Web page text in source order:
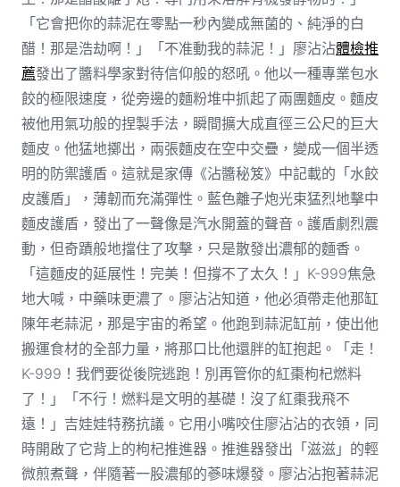
「它會把你的蒜泥在零點一秒內變成無菌的、純淨的白
醋！那是浩劫啊！」「不准動我的蒜泥！」廖沾沾體檢推
薦發出了醬料學家對待信仰般的怒吼。他以一種專業包水
餃的極限速度，從旁邊的麵粉堆中抓起了兩團麵皮。麵皮
被他用氣功般的捏製手法，瞬間擴大成直徑三公尺的巨大
麵皮。他猛地擲出，兩張麵皮在空中交疊，變成一個半透
明的防禦護盾。這就是家傳《沾醬秘笈》中記載的「水餃
皮護盾」，薄韌而充滿彈性。藍色離子炮光束猛烈地擊中
麵皮護盾，發出了一聲像是汽水開蓋的聲音。護盾劇烈震
動，但奇蹟般地擋住了攻擊，只是散發出濃郁的麵香。
「這麵皮的延展性！完美！但撐不了太久！」K-999焦急
地大喊，中藥味更濃了。廖沾沾知道，他必須帶走他那缸
陳年老蒜泥，那是宇宙的希望。他跑到蒜泥缸前，使出他
搬運食材的全部力量，將那口比他還胖的缸抱起。「走！
K-999！我們要從後院逃跑！別再管你的紅棗枸杞燃料
了！」「不行！燃料是文明的基礎！沒了紅棗我飛不
遠！」吉娃娃特務抗議。它用小嘴咬住廖沾沾的衣領，同
時開啟了它背上的枸杞推進器。推進器發出「滋滋」的輕
微煎煮聲，伴隨著一股濃郁的蔘味爆發。廖沾沾抱著蒜泥